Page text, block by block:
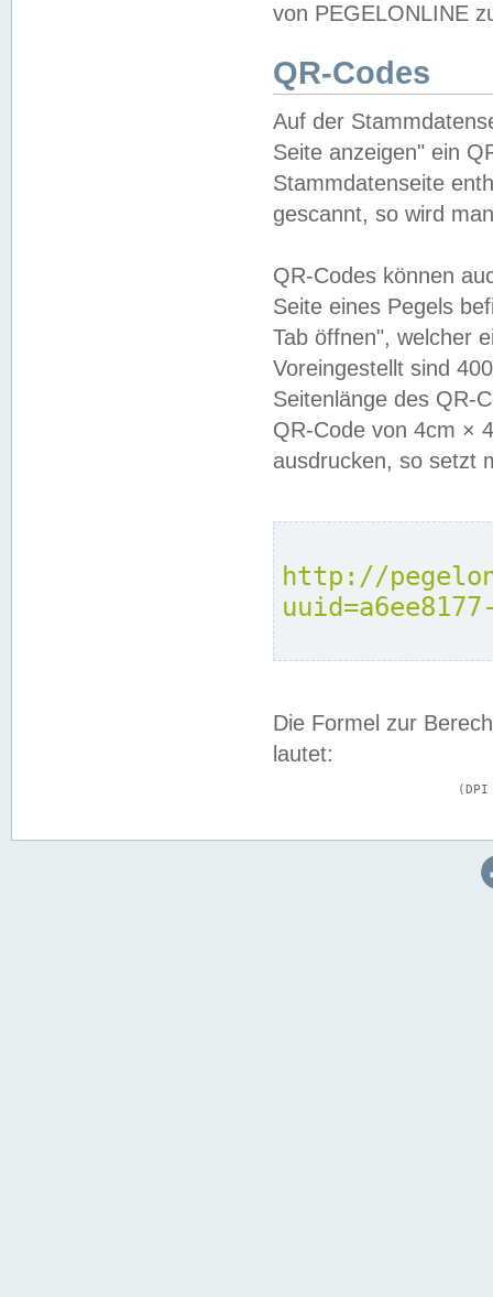
von PEGELONLINE
QR-Codes
Auf der
Seite anzeigen" ein
Stammdatenseite
gescannt, so wird
QR-Codes können
Seite eines Pegels
Tab öffnen", welcher
Voreingestellt sind
Seitenlänge des QR-
QR-Code von 4cm ×
ausdrucken, so setzt
http://
Die Formel zur
lautet: